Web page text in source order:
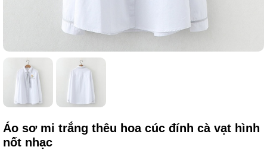
Áo sơ mi trắng thêu hoa cúc đính cà vạt hình
nốt nhạc